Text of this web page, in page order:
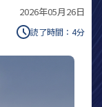
2026年05月26日
読了時間： 4分